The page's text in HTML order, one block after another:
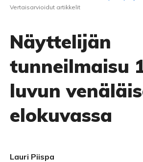
Vertaisarvioidut artikkelit
Näyttelijän
tunneilmaisu
luvun
elokuvassa
Lauri Piispa